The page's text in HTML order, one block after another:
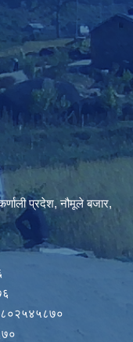
प्रदेश, नौमूले बजार,